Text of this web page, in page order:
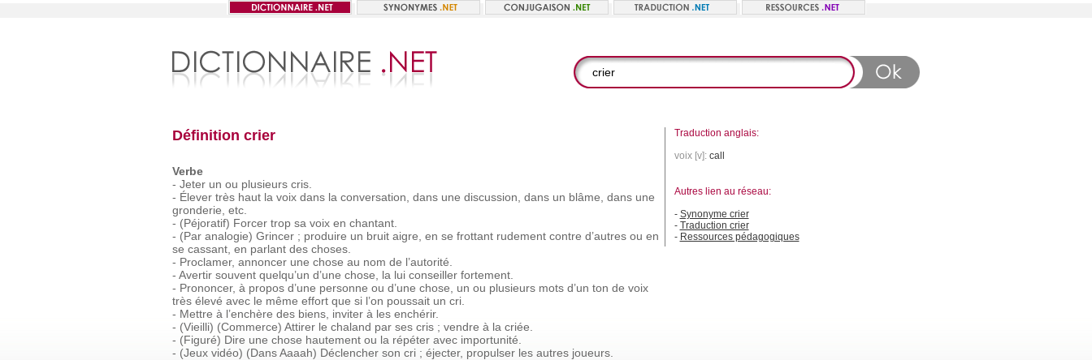
Définition crier
Verbe
- Jeter un ou plusieurs cris.
- Élever très haut la voix dans la conversation, dans une discussion, dans un blâme, dans une
gronderie, etc.
- (Péjoratif) Forcer trop sa voix en chantant.
- (Par analogie) Grincer ; produire un bruit aigre, en se frottant rudement contre d’autres ou en
se cassant, en parlant des choses.
- Proclamer, annoncer une chose au nom de l’autorité.
- Avertir souvent quelqu’un d’une chose, la lui conseiller fortement.
- Prononcer, à propos d’une personne ou d’une chose, un ou plusieurs mots d’un ton de voix
très élevé avec le même effort que si l’on poussait un cri.
- Mettre à l’enchère des biens, inviter à les enchérir.
- (Vieilli) (Commerce) Attirer le chaland par ses cris ; vendre à la criée.
- (Figuré) Dire une chose hautement ou la répéter avec importunité.
- (Jeux vidéo) (Dans Aaaah) Déclencher son cri ; éjecter, propulser les autres joueurs.
Traduction anglais:
voix [v]: call
Autres lien au réseau:
- Synonyme crier
- Traduction crier
- Ressources pédagogiques